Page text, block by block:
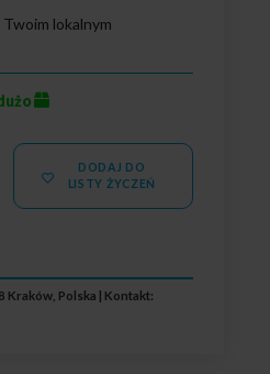
lokalnym
DODAJ DO
LISTY ŻYCZEŃ
Kraków, Polska | Kontakt: